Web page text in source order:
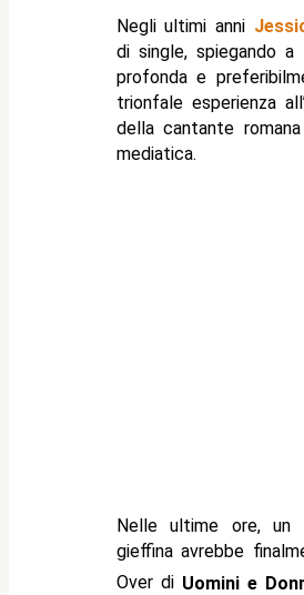
Negli ultimi anni
di single, spiegando
profonda e
trionfale esperienza
della cantante
mediatica.
Nelle ultime ore, un
gieffina avrebbe
Over di Uomini e